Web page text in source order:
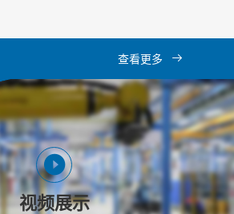
查看更多
视频展示